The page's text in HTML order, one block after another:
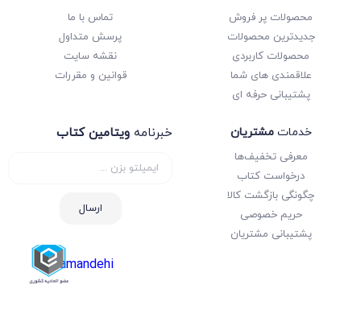
محصولات پر فروش
جدیدترین محصولات
محصولات کاربردی
علاقمندی های شما
پشتیبانی حرفه ای
تماس با ما
پرسش متداول
نقشه سایت
قوانین و مقررات
خدماتمشتریان
معرفی تخفیف‌ها
درخواست کتاب
چگونگی بازگشت کالا
حریم خصوصی
پشتیبانی مشتریان
خبرنامه ویتامین کتاب
ارسال
samandehi